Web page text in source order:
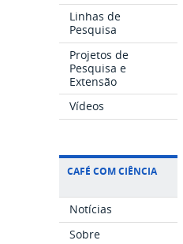
Linhas de
Pesquisa
Projetos de
Pesquisa e
Extensão
Vídeos
CAFÉ COM CIÊNCIA
Notícias
Sobre